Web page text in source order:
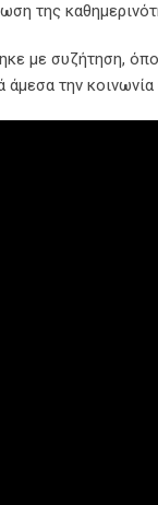
της
με συζήτηση,
την κοινωνία